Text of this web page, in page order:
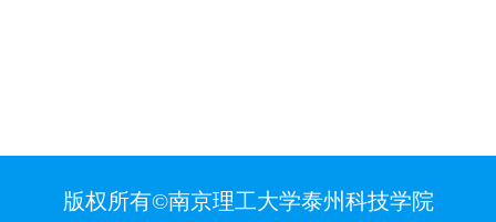
版权所有©南京理工大学泰州科技学院